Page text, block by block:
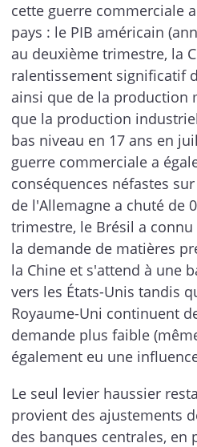
cette guerre commerciale
pays : le PIB américain
au deuxième trimestre, la
ralentissement significatif
ainsi que de la production
que la production
bas niveau en 17 ans en
guerre commerciale a
conséquences néfastes
de l'Allemagne a chuté de
trimestre, le Brésil a
la demande de matières
la Chine et s'attend à une
vers les États-Unis tandis
Royaume-Uni continuent
demande plus faible
également eu une
Le seul levier haussier
provient des ajustements
des banques centrales, en